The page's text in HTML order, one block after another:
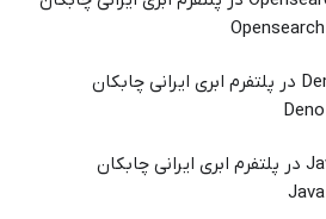
Opensearch
Deno
Java